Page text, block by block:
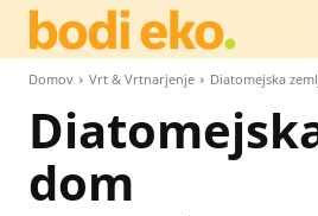
Domov Vrt & Vrtnarjenje Diatomejska
dom